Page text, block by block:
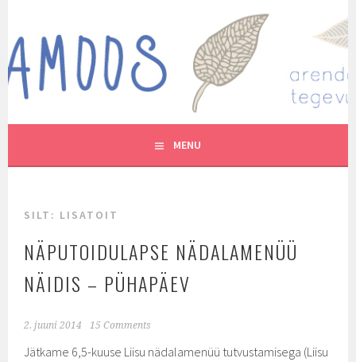
content
MUTUKAMOOS
ARENDAVAID TEGEVUSI LASTEGA
MENU
SILT: LISATOIT
NÄPUTOIDULAPSE NÄDALAMENÜÜ
NÄIDIS – PÜHAPÄEV
2. juuni 2014 15 Comments
Jätkame 6,5-kuuse Liisu nädalamenüü tutvustamisega (Liisu